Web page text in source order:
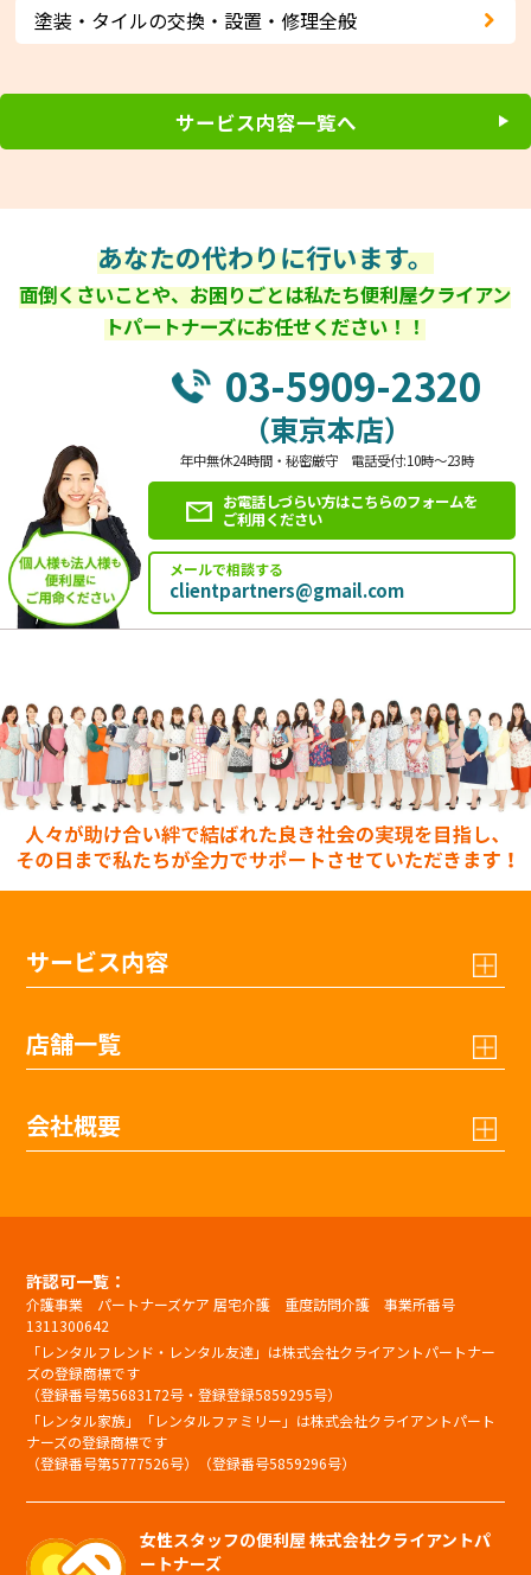
塗装・タイルの交換・設置・修理全般
サービス内容一覧へ
あなたの代わりに行います。
面倒くさいことや、お困りごとは私たち便利屋クライアン
トパートナーズにお任せください！！
03-5909-2320
（東京本店）
年中無休24時間・秘密厳守 電話受付:10時～23時
お電話しづらい方はこちらのフォームを
ご利用ください
メールで相談する
clientpartners@gmail.com
サービス内容
店舗一覧
会社概要
許認可一覧：
介護事業 パートナーズケア 居宅介護 重度訪問介護 事業所番号
1311300642
「レンタルフレンド・レンタル友達」は株式会社クライアントパートナー
ズの登録商標です
（登録番号第5683172号・登録登録5859295号）
「レンタル家族」「レンタルファミリー」は株式会社クライアントパート
ナーズの登録商標です
（登録番号第5777526号）（登録番号5859296号）
女性スタッフの便利屋 株式会社クライアントパ
ートナーズ